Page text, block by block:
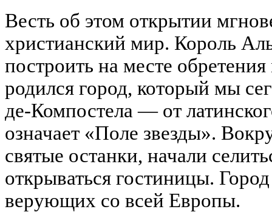
Весть об этом открытии
христианский мир. Король
построить на месте
родился город, который мы
де-Компостела — от
означает «Поле звезды».
святые останки, начали
открываться гостиницы.
верующих со всей Европы.